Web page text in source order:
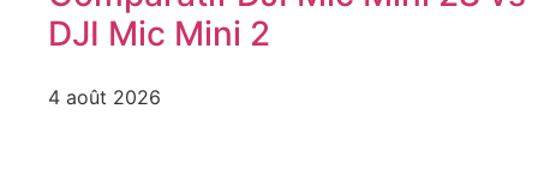
DJI Mic Mini 2
4 août 2026